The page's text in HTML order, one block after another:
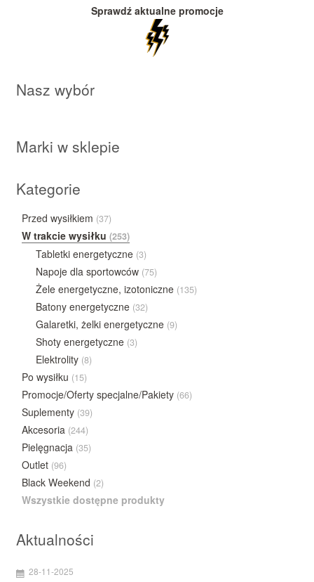
Sprawdź aktualne promocje
Nasz wybór
Marki w sklepie
Kategorie
Przed wysiłkiem (37)
W trakcie wysiłku (253)
Tabletki energetyczne (3)
Napoje dla sportowców (75)
Żele energetyczne, izotoniczne (135)
Batony energetyczne (32)
Galaretki, żelki energetyczne (9)
Shoty energetyczne (3)
Elektrolity (8)
Po wysiłku (15)
Promocje/Oferty specjalne/Pakiety (66)
Suplementy (39)
Akcesoria (244)
Pielęgnacja (35)
Outlet (96)
Black Weekend (2)
Wszystkie dostępne produkty
Aktualności
28-11-2025